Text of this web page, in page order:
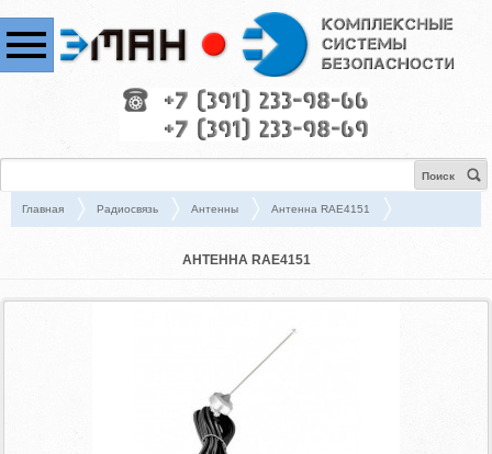
Поиск
Главная Радиосвязь Антенны Антенна RAE4151
АНТЕННА RAE4151